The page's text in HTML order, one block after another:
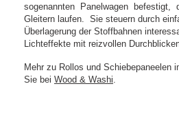
sogenannten Panelwagen befestigt,
Gleitern laufen. Sie steuern durch
Überlagerung der Stoffbahnen
Lichteffekte mit reizvollen
Mehr zu Rollos und Schiebepaneelen
Sie bei Wood & Washi